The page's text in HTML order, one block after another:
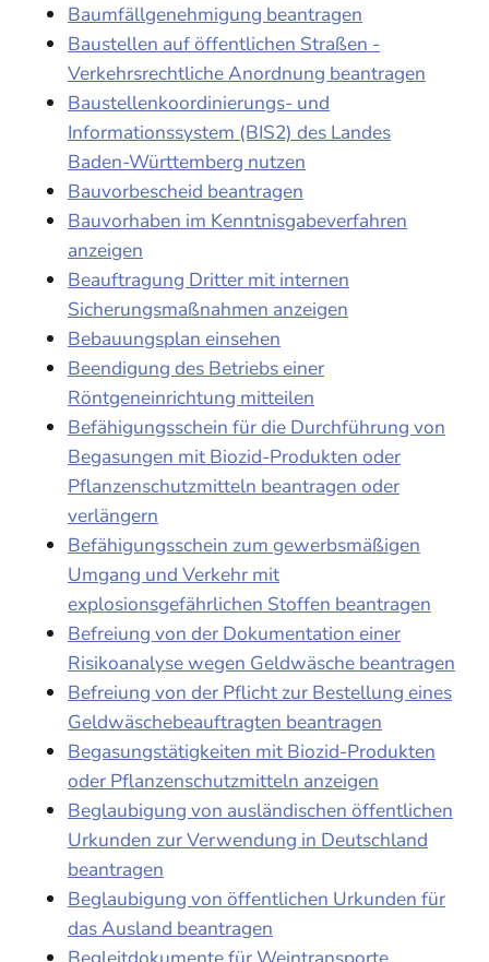
Baumfällgenehmigung beantragen
Baustellen auf öffentlichen Straßen -
Verkehrsrechtliche Anordnung beantragen
Baustellenkoordinierungs- und
Informationssystem (BIS2) des Landes
Baden-Württemberg nutzen
Bauvorbescheid beantragen
Bauvorhaben im Kenntnisgabeverfahren
anzeigen
Beauftragung Dritter mit internen
Sicherungsmaßnahmen anzeigen
Bebauungsplan einsehen
Beendigung des Betriebs einer
Röntgeneinrichtung mitteilen
Befähigungsschein für die Durchführung von
Begasungen mit Biozid-Produkten oder
Pflanzenschutzmitteln beantragen oder
verlängern
Befähigungsschein zum gewerbsmäßigen
Umgang und Verkehr mit
explosionsgefährlichen Stoffen beantragen
Befreiung von der Dokumentation einer
Risikoanalyse wegen Geldwäsche beantragen
Befreiung von der Pflicht zur Bestellung eines
Geldwäschebeauftragten beantragen
Begasungstätigkeiten mit Biozid-Produkten
oder Pflanzenschutzmitteln anzeigen
Beglaubigung von ausländischen öffentlichen
Urkunden zur Verwendung in Deutschland
beantragen
Beglaubigung von öffentlichen Urkunden für
das Ausland beantragen